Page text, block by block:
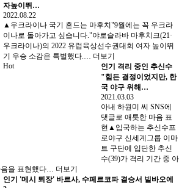
자높이뛰…
2022.08.22
▲우크라이나 국기 흔드는 마후치"9월에는 꼭 우크라
이나로 돌아가고 싶습니다."야로슬라바 마후치크(21·
우크라이나)의 2022 유럽육상선수권대회 여자 높이뛰
기 우승 소감은 특별했다.… 더보기
Hot
인기 격리 중인 추신수
"힘든 결정이었지만, 한
국 야구 위해…
2021.03.03
아내 하원미 씨 SNS에
댓글로 애틋한 마음 표
현▲입국하는 추신수프
로야구 신세계그룹 이마
트 구단에 입단한 추신
수(39)가 격리 기간 중 아
을 표현했다… 더보기
인기 '메시 퇴장' 바르사, 수페르코파 결승서 빌바오에